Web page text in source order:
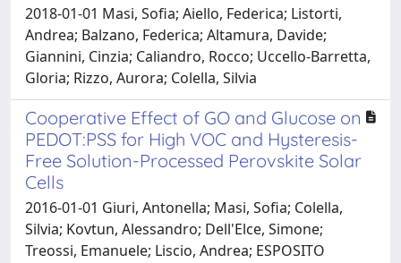
2018-01-01 Masi, Sofia; Aiello, Federica; Listorti,
Andrea; Balzano, Federica; Altamura, Davide;
Giannini, Cinzia; Caliandro, Rocco; Uccello-Barretta,
Gloria; Rizzo, Aurora; Colella, Silvia
Cooperative Effect of GO and Glucose on
PEDOT:PSS for High VOC and Hysteresis-
Free Solution-Processed Perovskite Solar
Cells
2016-01-01 Giuri, Antonella; Masi, Sofia; Colella,
Silvia; Kovtun, Alessandro; Dell'Elce, Simone;
Treossi, Emanuele; Liscio, Andrea; ESPOSITO